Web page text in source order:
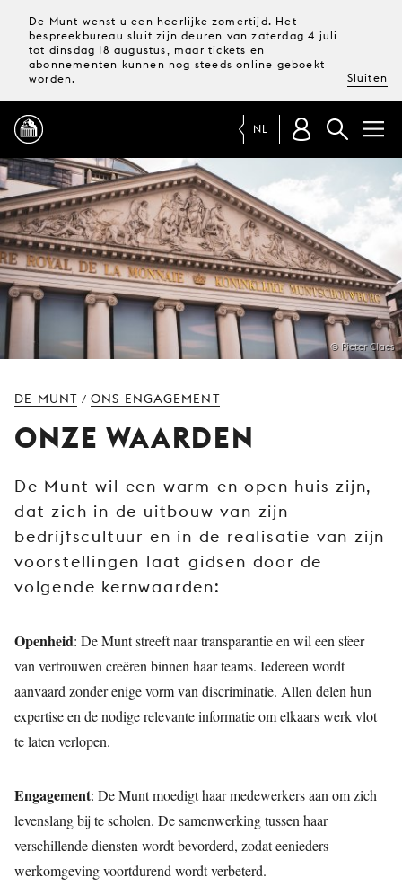
De Munt wenst u een heerlijke zomertijd. Het
bespreekbureau sluit zijn deuren van zaterdag 4 juli
tot dinsdag 18 augustus, maar tickets en
abonnementen kunnen nog steeds online geboekt
worden.
Sluiten
PROGRAMMA
MAGAZINE
TICKETS &
ABONNEMENTEN
UW
PUBLIEK
MUNT
STEUN
ONS
NL
© Pieter Claes
DE MUNT /ONS ENGAGEMENT
ONZE WAARDEN
De Munt wil een warm en open huis zijn,
dat zich in de uitbouw van zijn
bedrijfscultuur en in de realisatie van zijn
voorstellingen laat gidsen door de
volgende kernwaarden:
Openheid: De Munt streeft naar transparantie en wil een sfeer
van vertrouwen creëren binnen haar teams. Iedereen wordt
aanvaard zonder enige vorm van discriminatie. Allen delen hun
expertise en de nodige relevante informatie om elkaars werk vlot
te laten verlopen.
Engagement: De Munt moedigt haar medewerkers aan om zich
levenslang bij te scholen. De samenwerking tussen haar
verschillende diensten wordt bevorderd, zodat eenieders
werkomgeving voortdurend wordt verbeterd.